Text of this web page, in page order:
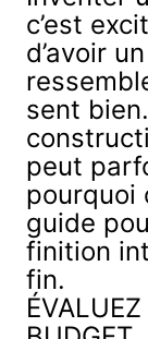
c’est
d’avoir
sent
peut
pourquoi
guide
finition
fin.